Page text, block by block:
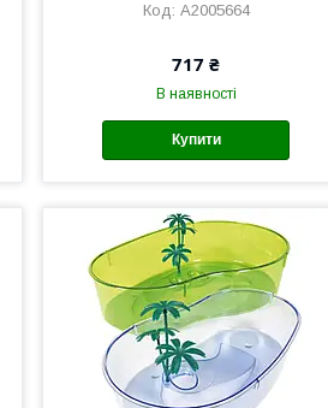
A2005664
717 ₴
В наявності
Купити